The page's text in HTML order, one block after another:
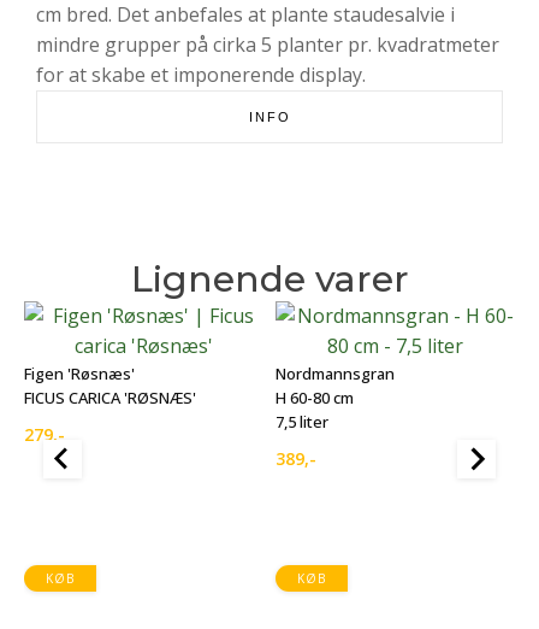
cm bred. Det anbefales at plante staudesalvie i
mindre grupper på cirka 5 planter pr. kvadratmeter
for at skabe et imponerende display.
INFO
Lignende varer
KØB
Figen 'Røsnæs'
FICUS CARICA 'RØSNÆS'
279,-
KØB
Nordmannsgran
H 60-80 cm
7,5 liter
389,-